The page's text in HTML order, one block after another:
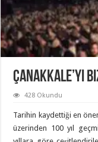
Çanakkale’yi
428 Okundu
Tarihin kaydettiği en
üzerinden 100 yıl